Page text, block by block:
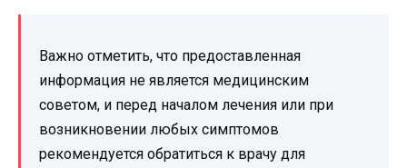
Важно отметить, что предоставленная
информация не является медицинским
советом, и перед началом лечения или при
возникновении любых симптомов
рекомендуется обратиться к врачу для